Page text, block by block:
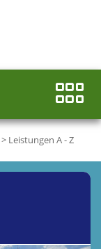
> Leistungen A - Z